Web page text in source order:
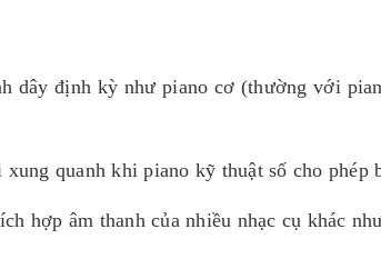
dây định kỳ như piano cơ (thường với
quanh khi piano kỹ thuật số cho phép
hợp âm thanh của nhiều nhạc cụ khác